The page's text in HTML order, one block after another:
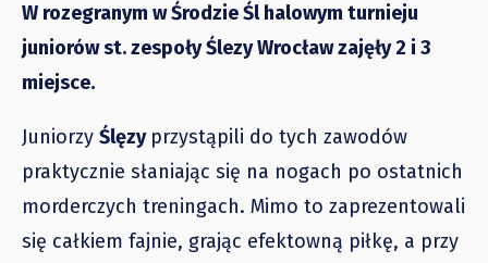
W rozegranym w Środzie Śl halowym turnieju
juniorów st. zespoły Ślezy Wrocław zajęły 2 i 3
miejsce.
Juniorzy Ślęzy przystąpili do tych zawodów
praktycznie słaniając się na nogach po ostatnich
morderczych treningach. Mimo to zaprezentowali
się całkiem fajnie, grając efektowną piłkę, a przy